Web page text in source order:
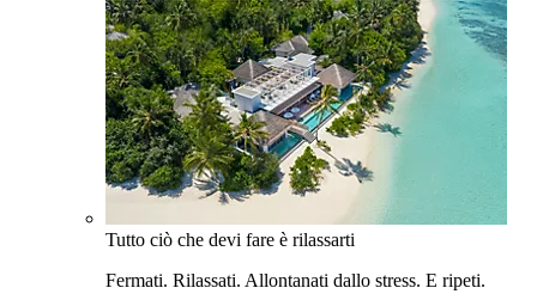
Tutto ciò che devi fare è rilassarti
Fermati. Rilassati. Allontanati dallo stress. E ripeti.